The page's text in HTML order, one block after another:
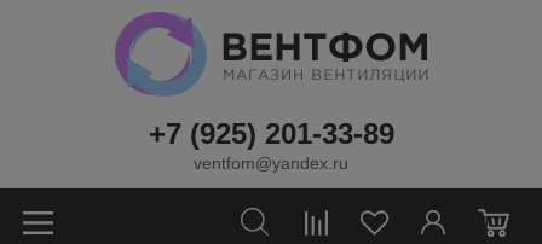
+7 (925) 201-33-89
ventfom@yandex.ru
0